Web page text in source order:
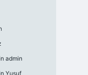
admin
Yusuf